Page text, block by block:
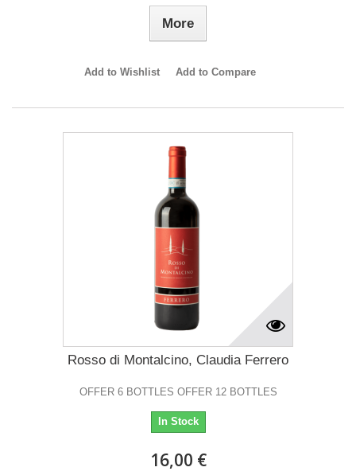
More
Add to Wishlist Add to Compare
Rosso di Montalcino, Claudia Ferrero
OFFER 6 BOTTLES OFFER 12 BOTTLES
In Stock
16,00 €